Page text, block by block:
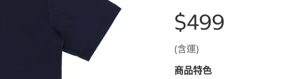
$499
(含運)
商品特色